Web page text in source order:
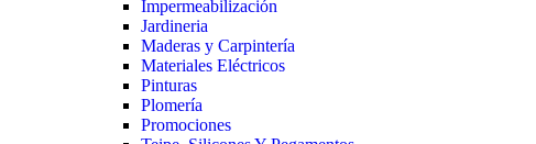
Impermeabilización
Jardineria
Maderas y Carpintería
Materiales Eléctricos
Pinturas
Plomería
Promociones